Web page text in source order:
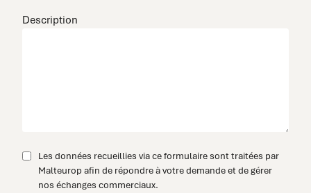
Description
Les données recueillies via ce formulaire sont traitées par
Malteurop afin de répondre à votre demande et de gérer
nos échanges commerciaux.